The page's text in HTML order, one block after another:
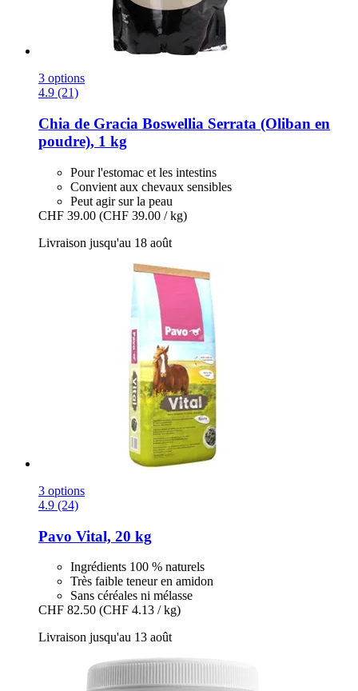
3 options
4.9 (21)
Chia de Gracia Boswellia Serrata (Oliban en
poudre), 1 kg
Pour l'estomac et les intestins
Convient aux chevaux sensibles
Peut agir sur la peau
CHF 39.00 (CHF 39.00 / kg)
Livraison jusqu'au 18 août
3 options
4.9 (24)
Pavo Vital, 20 kg
Ingrédients 100 % naturels
Très faible teneur en amidon
Sans céréales ni mélasse
CHF 82.50 (CHF 4.13 / kg)
Livraison jusqu'au 13 août